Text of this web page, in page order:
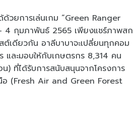
วยการเล่นเกม “Green Ranger
4 กุมภาพันธ์ 2565 เพียงแชร์ภาพสก
เดียวกัน อาลีบาบาจะเปลี่ยนทุกคอม
ละมอบให้กับเกษตรกร 8,314 คน
) ที่ได้รับการสนับสนุนจากโครงการ
อ (Fresh Air and Green Forest